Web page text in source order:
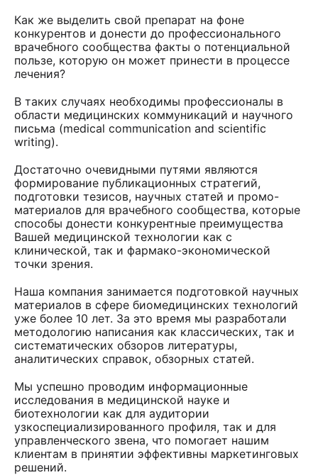
Как же выделить свой препарат на фоне
конкурентов и донести до профессионального
врачебного сообщества факты о потенциальной
пользе, которую он может принести в процессе
лечения?
В таких случаях необходимы профессионалы в
области медицинских коммуникаций и научного
письма (medical communication and scientific
writing).
Достаточно очевидными путями являются
формирование публикационных стратегий,
подготовки тезисов, научных статей и промо-
материалов для врачебного сообщества, которые
способы донести конкурентные преимущества
Вашей медицинской технологии как с
клинической, так и фармако-экономической
точки зрения.
Наша компания занимается подготовкой научных
материалов в сфере биомедицинских технологий
уже более 10 лет. За это время мы разработали
методологию написания как классических, так и
систематических обзоров литературы,
аналитических справок, обзорных статей.
Мы успешно проводим информационные
исследования в медицинской науке и
биотехнологии как для аудитории
узкоспециализированного профиля, так и для
управленческого звена, что помогает нашим
клиентам в принятии эффективны маркетинговых
решений.